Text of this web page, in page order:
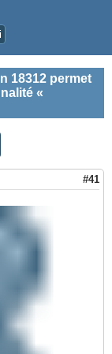
18312 permet
«
#41